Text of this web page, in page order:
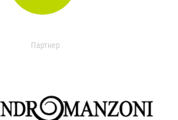
Партнер